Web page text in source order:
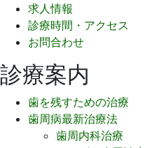
求人情報
診療時間・アクセス
お問合わせ
診療案内
歯を残すための治療
歯周病最新治療法
歯周内科治療